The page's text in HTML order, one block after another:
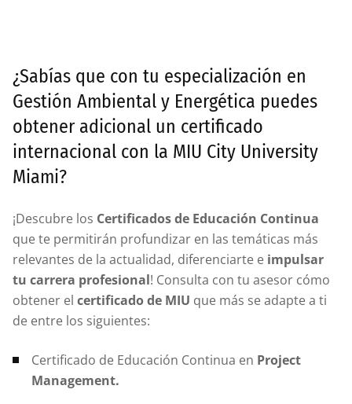
¿Sabías que con tu especialización en
Gestión Ambiental y Energética puedes
obtener adicional un certificado
internacional con la MIU City University
Miami?
¡Descubre los Certificados de Educación Continua
que te permitirán profundizar en las temáticas más
relevantes de la actualidad, diferenciarte e impulsar
tu carrera profesional! Consulta con tu asesor cómo
obtener el certificado de MIU que más se adapte a ti
de entre los siguientes:
Certificado de Educación Continua en Project
Management.